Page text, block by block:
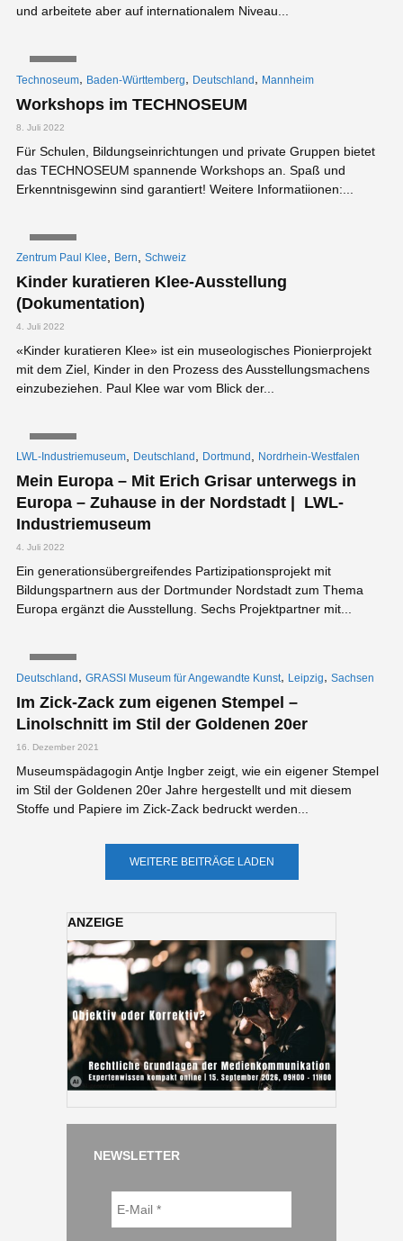
und arbeitete aber auf internationalem Niveau...
Technoseum, Baden-Württemberg, Deutschland, Mannheim
Workshops im TECHNOSEUM
8. Juli 2022
Für Schulen, Bildungseinrichtungen und private Gruppen bietet
das TECHNOSEUM spannende Workshops an. Spaß und
Erkenntnisgewinn sind garantiert! Weitere Informatiionen:...
Zentrum Paul Klee Bern Schweiz
Kinder kuratieren Klee-Ausstellung
(Dokumentation)
4. Juli 2022
«Kinder kuratieren Klee» ist ein museologisches Pionierprojekt
mit dem Ziel, Kinder in den Prozess des Ausstellungsmachens
einzubeziehen. Paul Klee war vom Blick der...
LWL-Industriemuseum Deutschland Dortmund Nordrhein-Westfalen
Mein Europa – Mit Erich Grisar unterwegs in
Europa – Zuhause in der Nordstadt | LWL-
Industriemuseum
4. Juli 2022
Ein generationsübergreifendes Partizipationsprojekt mit
Bildungspartnern aus der Dortmunder Nordstadt zum Thema
Europa ergänzt die Ausstellung. Sechs Projektpartner mit...
Deutschland, GRASSI Museum für Angewandte Kunst, Leipzig, Sachsen
Im Zick-Zack zum eigenen Stempel –
Linolschnitt im Stil der Goldenen 20er
16. Dezember 2021
Museumspädagogin Antje Ingber zeigt, wie ein eigener Stempel
im Stil der Goldenen 20er Jahre hergestellt und mit diesem
Stoffe und Papiere im Zick-Zack bedruckt werden...
WEITERE BEITRÄGE LADEN
ANZEIGE
NEWSLETTER